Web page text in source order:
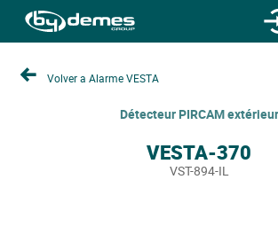
Volver a Alarme VESTA
Détecteur PIRCAM extérieur
VESTA-370
VST-894-IL